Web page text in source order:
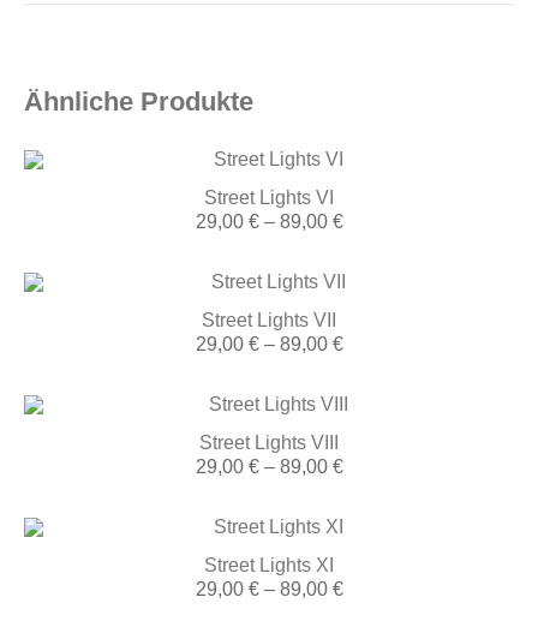
Ähnliche Produkte
Street Lights VI
29,00 € – 89,00 €Preisspanne:
89,00 €
Street Lights VII
29,00 € – 89,00 €Preisspanne:
89,00 €
Street Lights VIII
29,00 € – 89,00 €Preisspanne:
89,00 €
Street Lights XI
29,00 € – 89,00 €Preisspanne: